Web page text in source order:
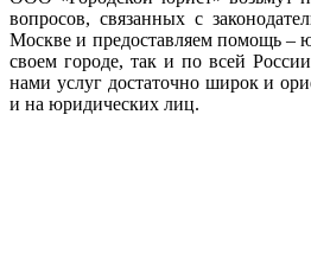
вопросов, связанных с
Москве и предоставляем помощь –
своем городе, так и по всей
нами услуг достаточно широк и
и на юридических лиц.